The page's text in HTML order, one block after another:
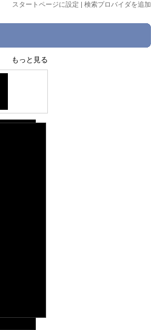
スタートページに設定 | 検索プロバイダを追加
もっと見る